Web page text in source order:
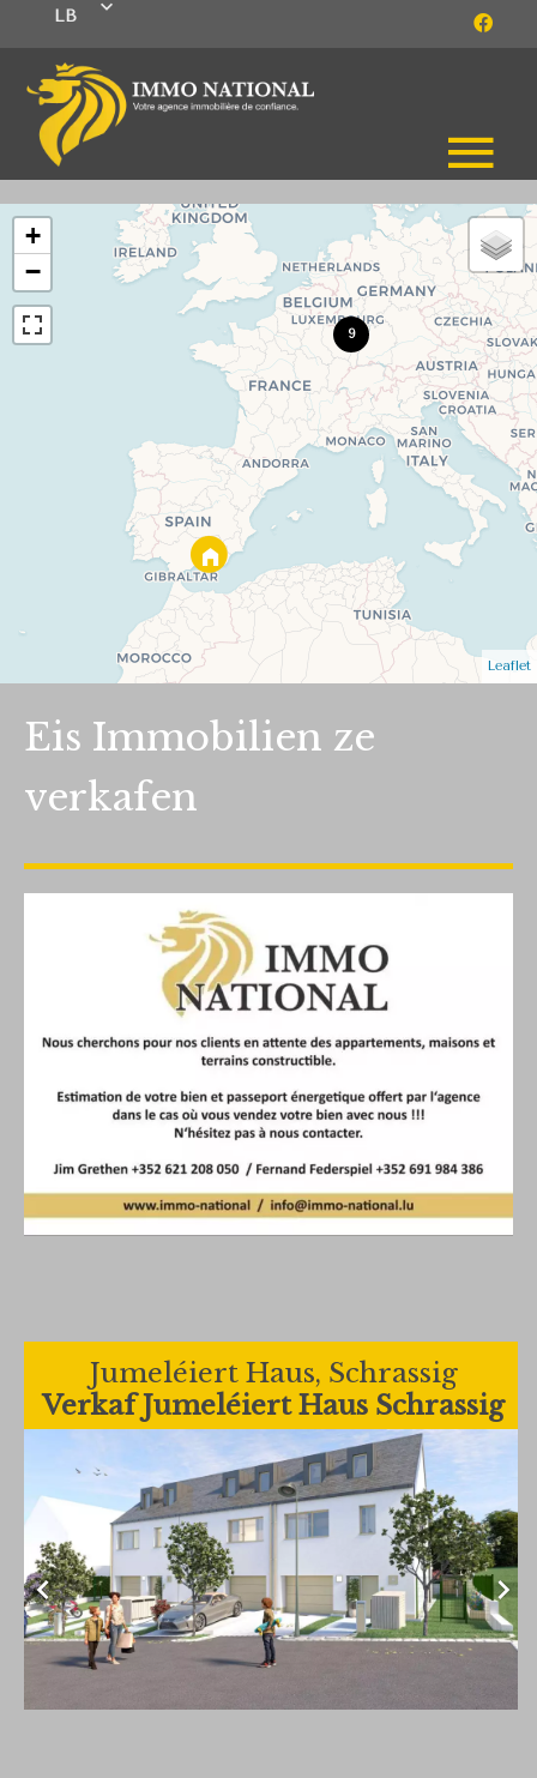
LB
9
+
−
Leaflet
Eis Immobilien ze
verkafen
Jumeléiert Haus, Schrassig
Verkaf Jumeléiert Haus Schrassig